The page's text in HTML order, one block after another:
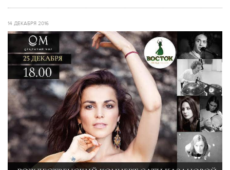
14 ДЕКАБРЯ 2016